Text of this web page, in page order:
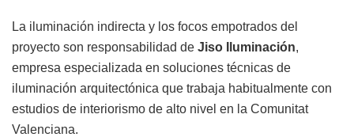
La iluminación indirecta y los focos empotrados del
proyecto son responsabilidad de Jiso Iluminación,
empresa especializada en soluciones técnicas de
iluminación arquitectónica que trabaja habitualmente con
estudios de interiorismo de alto nivel en la Comunitat
Valenciana.